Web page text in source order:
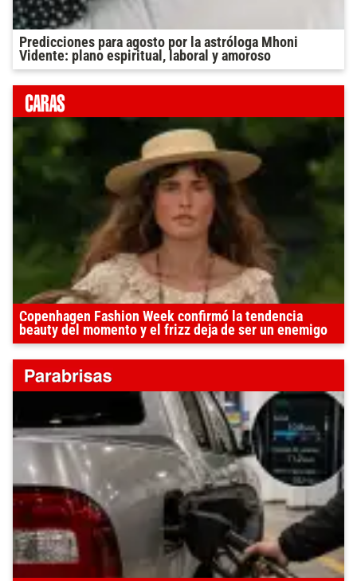
Predicciones para agosto por la astróloga Mhoni
Vidente: plano espiritual, laboral y amoroso
Copenhagen Fashion Week confirmó la tendencia
beauty del momento y el frizz deja de ser un enemigo